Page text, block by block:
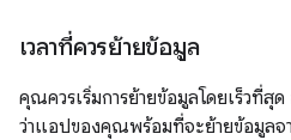
เวลาที่ควรย้ายข้อมูล
คุณควรเริ่มการย้ายข้อมูลโดยเร็วที่สุ
ว่าแอปของคุณพร้อมที่จะย้ายข้อมูลจ